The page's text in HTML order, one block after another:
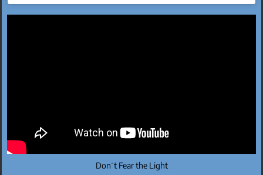
Don´t Fear the Light